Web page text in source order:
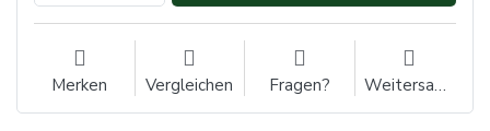
Merken Vergleichen Fragen? Weitersagen